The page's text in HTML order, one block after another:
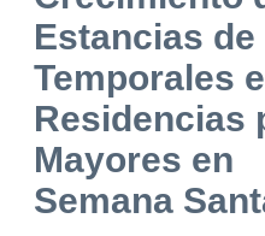
Estancias de
Temporales
Residencias
Mayores en
Semana